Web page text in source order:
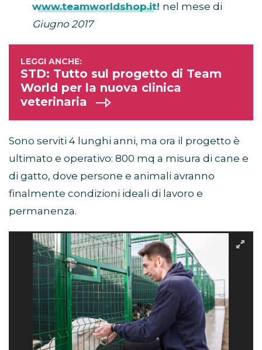
www.teamworldshop.it! nel mese di
Giugno 2017
STD: Tutto sul progetto di Team
World per la nuova clinica
veterinaria
Sono serviti 4 lunghi anni, ma ora il progetto è
ultimato e operativo: 800 mq a misura di cane e
di gatto, dove persone e animali avranno
finalmente condizioni ideali di lavoro e
permanenza.